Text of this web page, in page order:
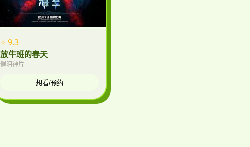
⭐ 9.3
放牛班的春天
催泪神片
想看/预约